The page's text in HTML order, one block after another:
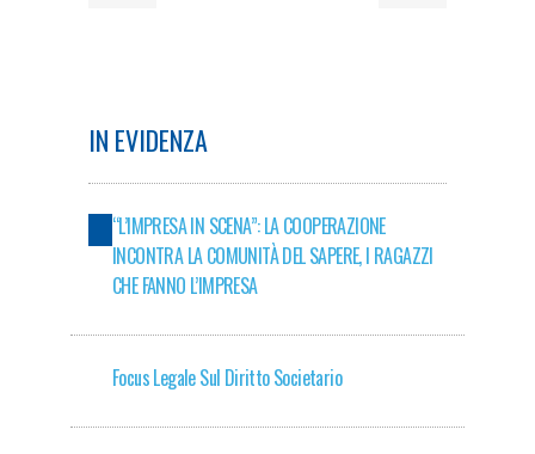
IN EVIDENZA
“L’IMPRESA IN SCENA”: LA COOPERAZIONE
INCONTRA LA COMUNITÀ DEL SAPERE, I RAGAZZI
CHE FANNO L’IMPRESA
Focus Legale Sul Diritto Societario